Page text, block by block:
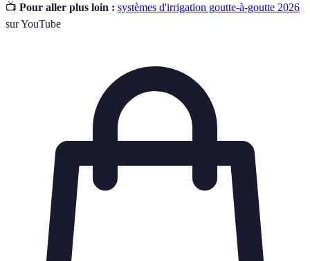
📺 Pour aller plus loin : systèmes d'irrigation goutte-à-goutte 2026
sur YouTube